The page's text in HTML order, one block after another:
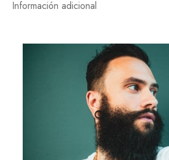
Información adicional